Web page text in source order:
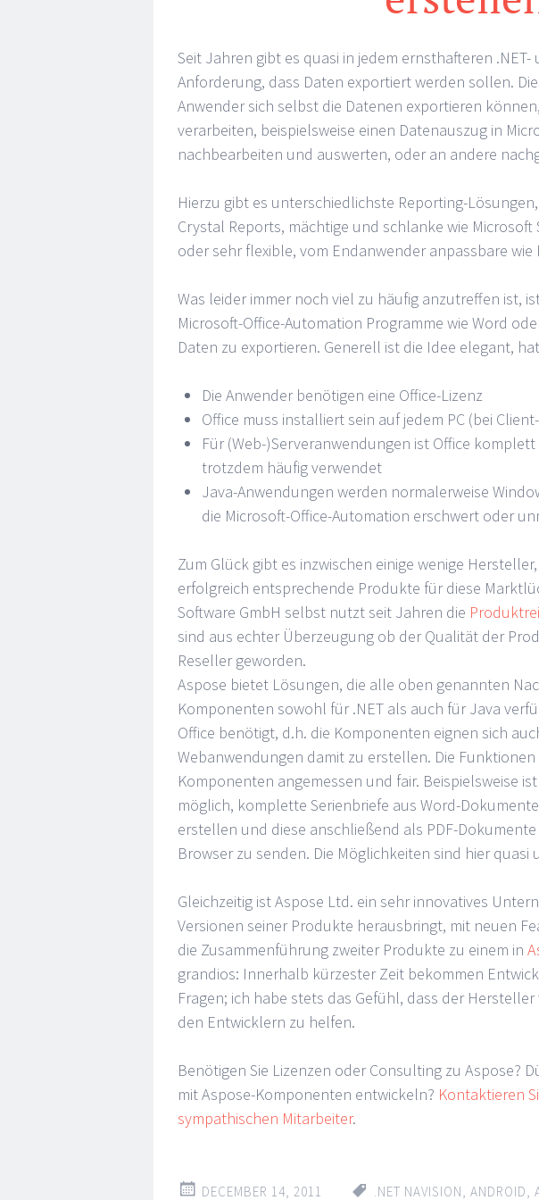
Seit Jahren gibt es quasi in jedem ernsthafteren .NET-
Anforderung, dass Daten exportiert werden sollen.
Anwender sich selbst die Datenen exportieren
verarbeiten, beispielsweise einen Datenauszug in
nachbearbeiten und auswerten, oder an andere
Hierzu gibt es unterschiedlichste Reporting-
Crystal Reports, mächtige und schlanke wie Microsoft
oder sehr flexible, vom Endanwender anpassbare wie
Was leider immer noch viel zu häufig anzutreffen ist,
Microsoft-Office-Automation Programme wie Word
Daten zu exportieren. Generell ist die Idee elegant,
Die Anwender benötigen eine Office-Lizenz
Office muss installiert sein auf jedem PC (bei
Für (Web-)Serveranwendungen ist Office
trotzdem häufig verwendet
Java-Anwendungen werden normalerweise
die Microsoft-Office-Automation erschwert oder
Zum Glück gibt es inzwischen einige wenige
erfolgreich entsprechende Produkte für diese
Software GmbH selbst nutzt seit Jahren die
sind aus echter Überzeugung ob der Qualität der
Reseller geworden.
Aspose bietet Lösungen, die alle oben genannten
Komponenten sowohl für .NET als auch für Java
Office benötigt, d.h. die Komponenten eignen sich
Webanwendungen damit zu erstellen. Die
Komponenten angemessen und fair. Beispielsweise
möglich, komplette Serienbriefe aus Word-
erstellen und diese anschließend als PDF-
Browser zu senden. Die Möglichkeiten sind hier quasi
Gleichzeitig ist Aspose Ltd. ein sehr innovatives
Versionen seiner Produkte herausbringt, mit neuen
die Zusammenführung zweiter Produkte zu einem in
grandios: Innerhalb kürzester Zeit bekommen
Fragen; ich habe stets das Gefühl, dass der
den Entwicklern zu helfen.
Benötigen Sie Lizenzen oder Consulting zu Aspose?
mit Aspose-Komponenten entwickeln? Kontaktieren
sympathischen Mitarbeiter.
DECEMBER 14, 2011 .NET NAVISION, ANDROID,